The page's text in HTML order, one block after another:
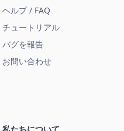
ヘルプ / FAQ
チュートリアル
バグを報告
お問い合わせ